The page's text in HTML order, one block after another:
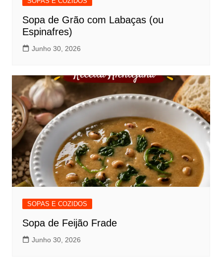
Sopa de Grão com Labaças (ou
Espinafres)
Junho 30, 2026
SOPAS E COZIDOS
Sopa de Feijão Frade
Junho 30, 2026